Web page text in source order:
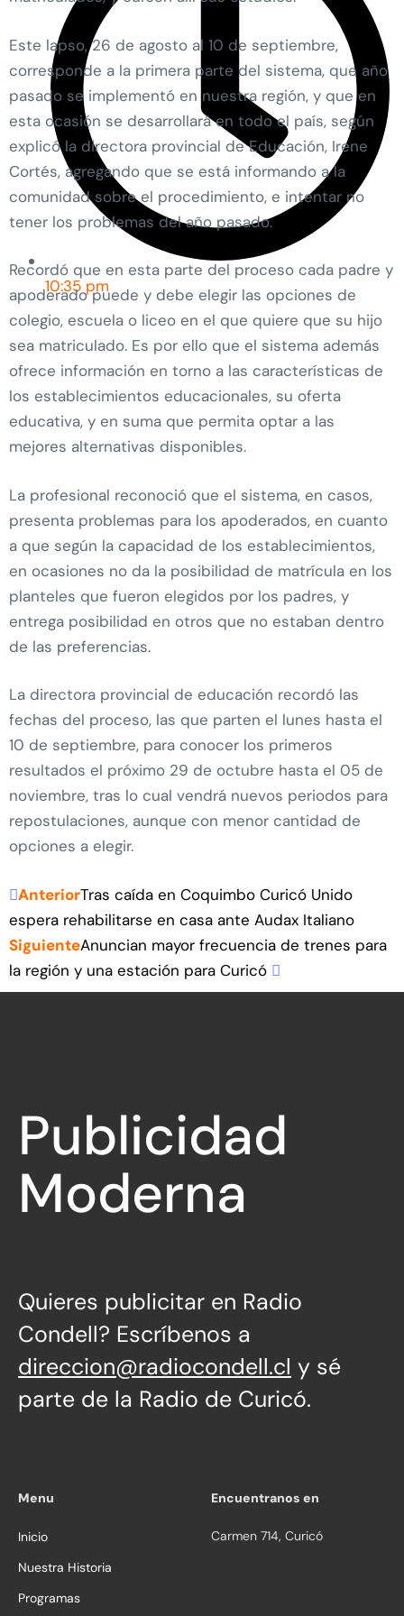
10:35 pm
Este lapso, 26 de agosto al 10 de septiembre,
corresponde a la primera parte del sistema, que año
pasado se implementó en nuestra región, y que en
esta ocasión se desarrollará en todo el país, según
explicó la directora provincial de Educación, Irene
Cortés, agregando que se está informando a la
comunidad sobre el procedimiento, e intentar no
tener los problemas del año pasado.
Recordó que en esta parte del proceso cada padre y
apoderado puede y debe elegir las opciones de
colegio, escuela o liceo en el que quiere que su hijo
sea matriculado. Es por ello que el sistema además
ofrece información en torno a las características de
los establecimientos educacionales, su oferta
educativa, y en suma que permita optar a las
mejores alternativas disponibles.
La profesional reconoció que el sistema, en casos,
presenta problemas para los apoderados, en cuanto
a que según la capacidad de los establecimientos,
en ocasiones no da la posibilidad de matrícula en los
planteles que fueron elegidos por los padres, y
entrega posibilidad en otros que no estaban dentro
de las preferencias.
La directora provincial de educación recordó las
fechas del proceso, las que parten el lunes hasta el
10 de septiembre, para conocer los primeros
resultados el próximo 29 de octubre hasta el 05 de
noviembre, tras lo cual vendrá nuevos periodos para
repostulaciones, aunque con menor cantidad de
opciones a elegir.
AnteriorTras caída en Coquimbo Curicó Unido
espera rehabilitarse en casa ante Audax Italiano
SiguienteAnuncian mayor frecuencia de trenes para
la región y una estación para Curicó
Publicidad
Moderna
Quieres publicitar en Radio
Condell? Escríbenos a
direccion@radiocondell.cl y sé
parte de la Radio de Curicó.
Menu
Inicio
Nuestra Historia
Programas
Encuentranos en
Carmen 714, Curicó